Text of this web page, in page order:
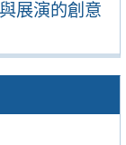
展演的創意